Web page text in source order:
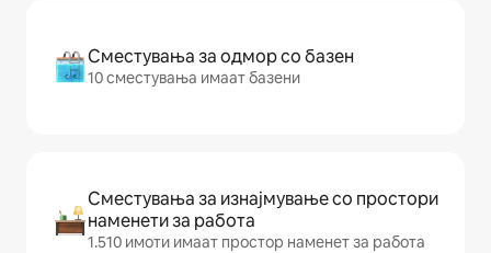
Сместувања за одмор со базен
10 сместувања имаат базени
Сместувања за изнајмување со простори
наменети за работа
1.510 имоти имаат простор наменет за работа